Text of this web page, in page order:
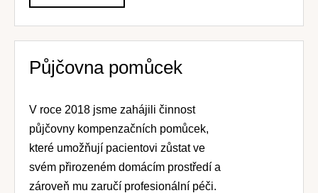
Půjčovna pomůcek
V roce 2018 jsme zahájili činnost
půjčovny kompenzačních pomůcek,
které umožňují pacientovi zůstat ve
svém přirozeném domácím prostředí a
zároveň mu zaručí profesionální péči.